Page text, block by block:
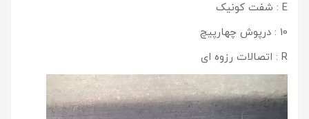
E : شفت کونیک
10 : درپوش چهارپیچ
R : اتصالات رزوه ای